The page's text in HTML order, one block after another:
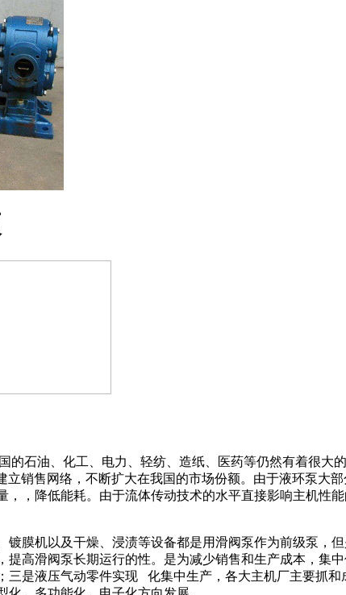
的石油、化工、电力、轻纺、造纸、医药等仍然有着很大
立销售网络，不断扩大在我国的市场份额。由于液环泵
，，降低能耗。由于流体传动技术的水平直接影响主机
镀膜机以及干燥、浸渍等设备都是用滑阀泵作为前级泵
提高滑阀泵长期运行的性。是为减少销售和生产成本，
三是液压气动零件实现 化集中生产，各大主机厂主要抓